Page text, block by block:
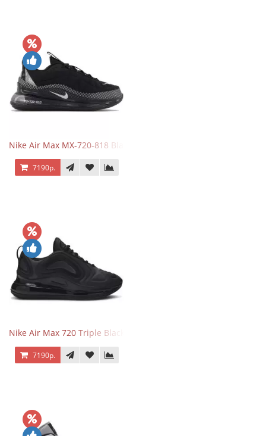
Nike Air Max MX-720-818 Black
7190р.
Nike Air Max 720 Triple Black
7190р.